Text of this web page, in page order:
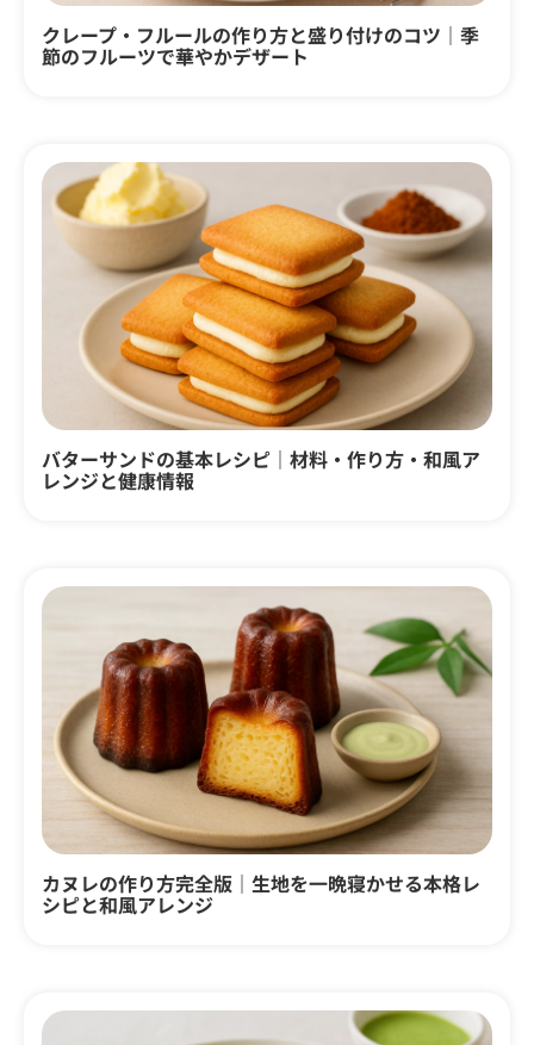
クレープ・フルールの作り方と盛り付けのコツ｜季
節のフルーツで華やかデザート
バターサンドの基本レシピ｜材料・作り方・和風ア
レンジと健康情報
カヌレの作り方完全版｜生地を一晩寝かせる本格レ
シピと和風アレンジ